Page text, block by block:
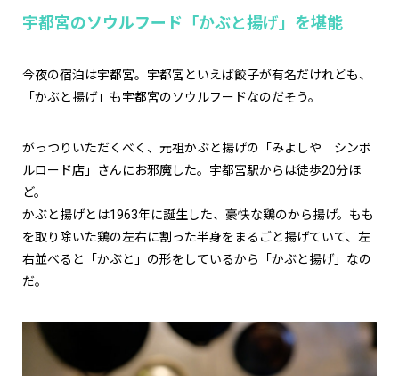
宇都宮のソウルフード「かぶと揚げ」を堪能
今夜の宿泊は宇都宮。宇都宮といえば餃子が有名だけれども、
「かぶと揚げ」も宇都宮のソウルフードなのだそう。
がっつりいただくべく、元祖かぶと揚げの「みよしや シンボ
ルロード店」さんにお邪魔した。宇都宮駅からは徒歩20分ほ
ど。
かぶと揚げとは1963年に誕生した、豪快な鶏のから揚げ。もも
を取り除いた鶏の左右に割った半身をまるごと揚げていて、左
右並べると「かぶと」の形をしているから「かぶと揚げ」なの
だ。